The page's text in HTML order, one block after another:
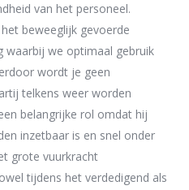
van het personeel.
et beweeglijk gevoerde
waarbij we optimaal gebruik
wordt je geen
telkens weer worden
belangrijke rol omdat hij
inzetbaar is en snel onder
grote vuurkracht
tijdens het verdedigend als